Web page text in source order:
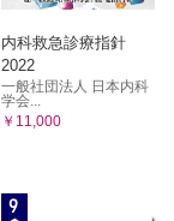
内科救急診療指針
2022
一般社団法人 日本内科
学会...
￥11,000
9